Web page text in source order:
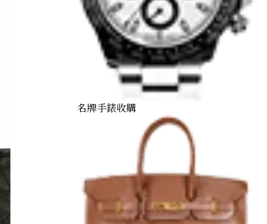
名牌手錶收購